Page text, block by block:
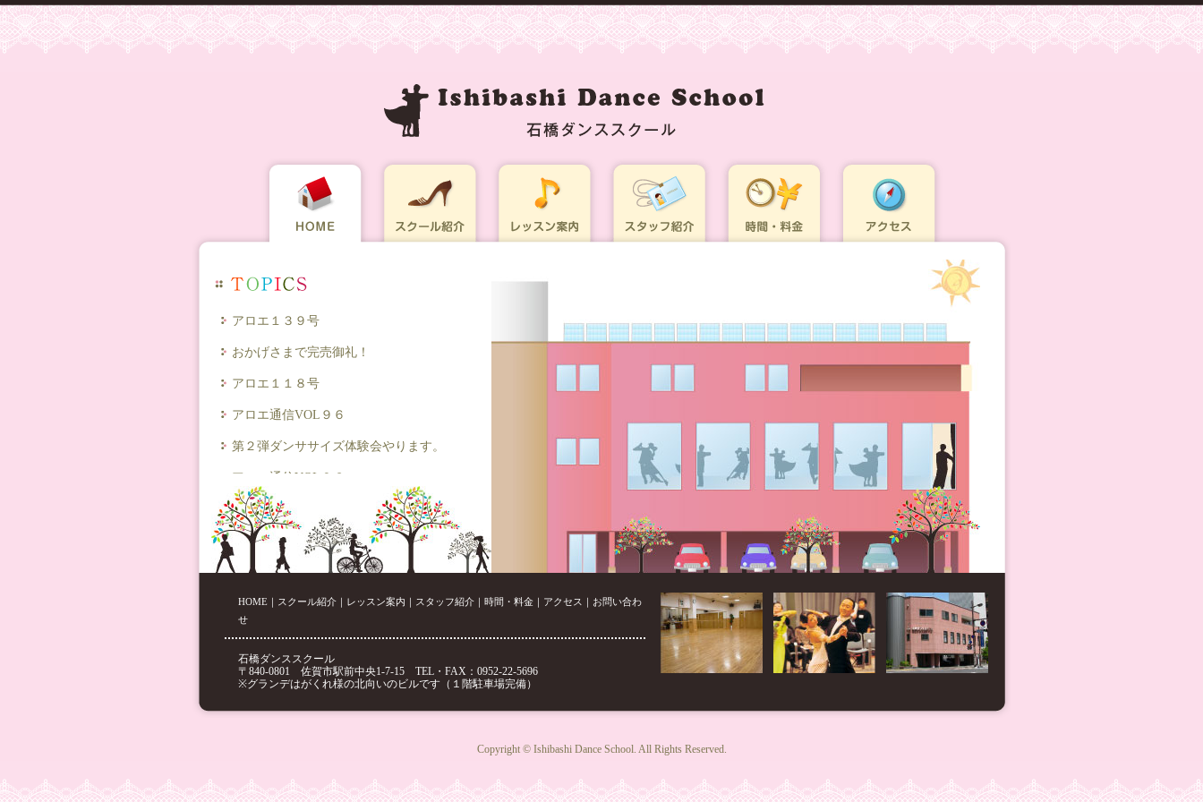
アロエ１３９号
おかげさまで完売御礼！
アロエ１１８号
アロエ通信VOL９６
第２弾ダンササイズ体験会やります。
アロエ通信VOL９３
ダンササイズ体験会やります！
スマホ充電スタンド新調しました。
アロエ通信VOL９２
冬のひまわり！
HOME ｜ スクール紹介 ｜ レッスン案内 ｜ スタッフ紹介 ｜ 時間・料金 ｜ アクセス ｜ お問い合わ
せ
石橋ダンススクール
〒840-0801 佐賀市駅前中央1-7-15 TEL・FAX：0952-22-5696
※グランデはがくれ様の北向いのビルです（１階駐車場完備）
Copyright © Ishibashi Dance School. All Rights Reserved.